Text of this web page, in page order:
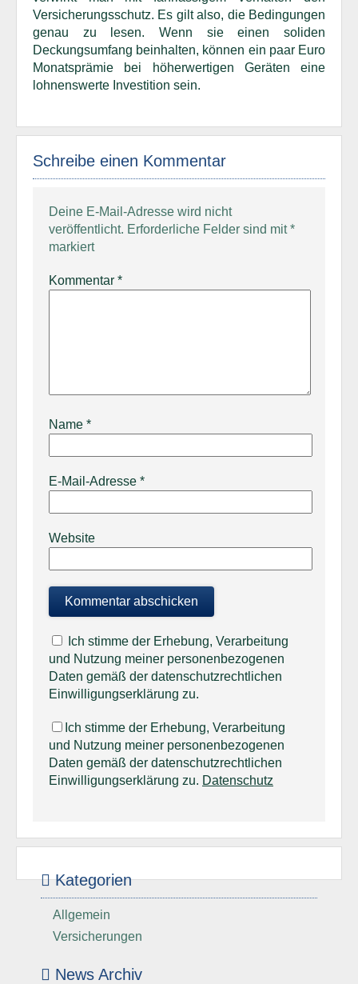
Versicherungsschutz. Es gilt also, die Bedingungen
genau zu lesen. Wenn sie einen soliden
Deckungsumfang beinhalten, können ein paar Euro
Monatsprämie bei höherwertigen Geräten eine
lohnenswerte Investition sein.
Schreibe einen Kommentar
Deine E-Mail-Adresse wird nicht
veröffentlicht. Erforderliche Felder sind mit*
markiert
Kommentar *
Name *
E-Mail-Adresse *
Website
Ich stimme der Erhebung, Verarbeitung
und Nutzung meiner personenbezogenen
Daten gemäß der datenschutzrechtlichen
Einwilligungserklärung zu.
Ich stimme der Erhebung, Verarbeitung
und Nutzung meiner personenbezogenen
Daten gemäß der datenschutzrechtlichen
Einwilligungserklärung zu. Datenschutz
Kategorien
Allgemein
Versicherungen
News Archiv